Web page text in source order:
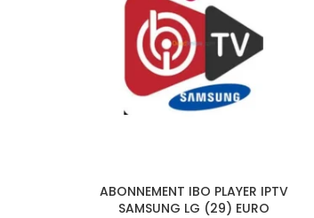
ABONNEMENT IBO PLAYER IPTV
SAMSUNG LG (29) EURO